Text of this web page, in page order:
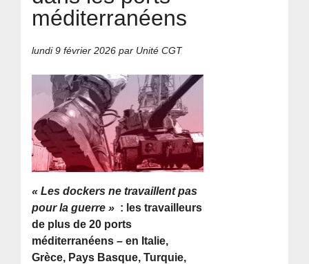
méditerranéens
lundi 9 février 2026 par Unité CGT
« Les dockers ne travaillent pas
pour la guerre » : les travailleurs
de plus de 20 ports
méditerranéens – en Italie,
Grèce, Pays Basque, Turquie,